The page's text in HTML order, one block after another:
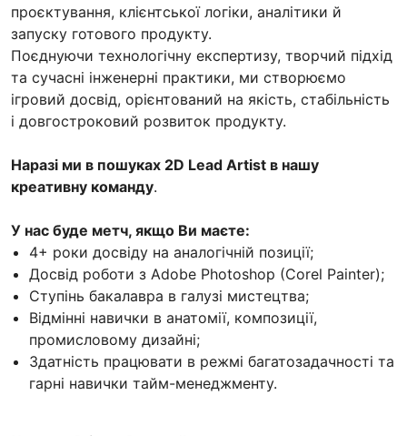
проєктування, клієнтської логіки, аналітики й
запуску готового продукту.
Поєднуючи технологічну експертизу, творчий підхід
та сучасні інженерні практики, ми створюємо
ігровий досвід, орієнтований на якість, стабільність
і довгостроковий розвиток продукту.
Наразі ми в пошуках 2D Lead Artist в нашу
креативну команду.
У нас буде метч, якщо Ви маєте:
4+ роки досвіду на аналогічній позиції;
Досвід роботи з Adobe Photoshop (Corel Painter);
Ступінь бакалавра в галузі мистецтва;
Відмінні навички в анатомії, композиції,
промисловому дизайні;
Здатність працювати в режмі багатозадачності та
гарні навички тайм-менеджменту.